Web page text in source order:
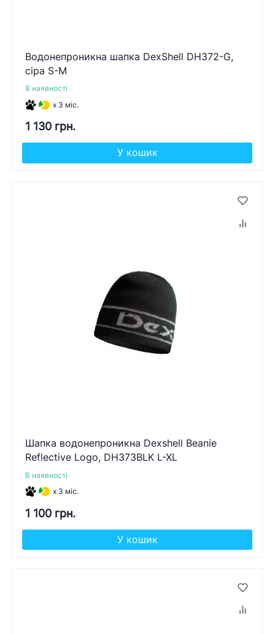
Водонепроникна шапка DexShell DH372-G,
сіра S-M
В наявності
x 3 міс.
1 130 грн.
У кошик
Шапка водонепроникна Dexshell Beanie
Reflective Logo, DH373BLK L-XL
В наявності
x 3 міс.
1 100 грн.
У кошик